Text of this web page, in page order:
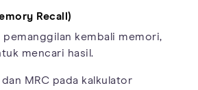
Recall)
kembali memori,
mencari hasil.
MRC pada kalkulator